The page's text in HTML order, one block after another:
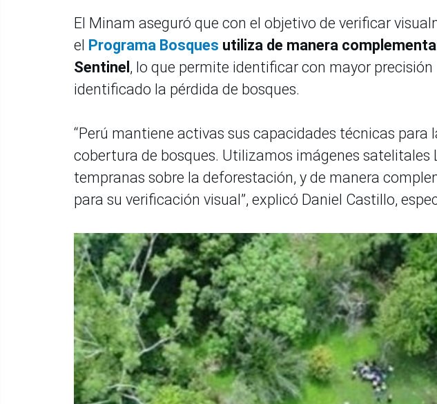
El Minam aseguró que con el objetivo de verificar
el Programa Bosques utiliza de manera
Sentinel , lo que permite identificar con mayor precisión
identificado la pérdida de bosques.
“Perú mantiene activas sus capacidades técnicas para
cobertura de bosques. Utilizamos imágenes satelitales
tempranas sobre la deforestación, y de manera
para su verificación visual”, explicó Daniel Castillo,